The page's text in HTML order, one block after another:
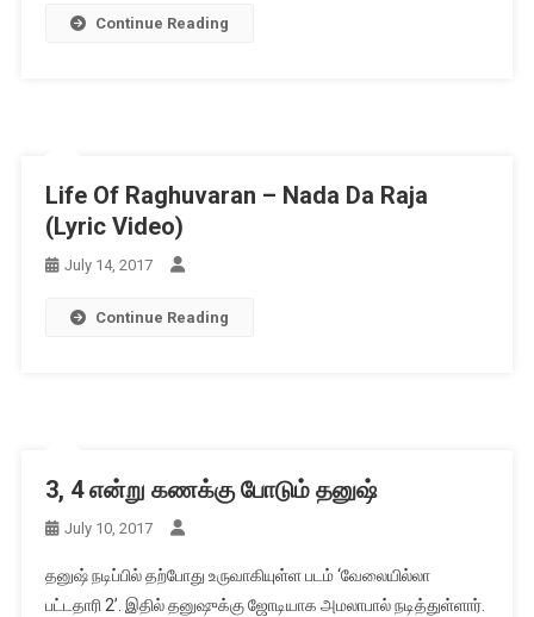
Continue Reading
Life Of Raghuvaran – Nada Da Raja
(Lyric Video)
July 14, 2017
Continue Reading
3, 4 என்று கணக்கு போடும் தனுஷ்
July 10, 2017
தனுஷ் நடிப்பில் தற்போது உருவாகியுள்ள படம் ‘வேலையில்லா
பட்டதாரி 2’. இதில் தனுஷுக்கு ஜோடியாக அமலாபால் நடித்துள்ளார்.